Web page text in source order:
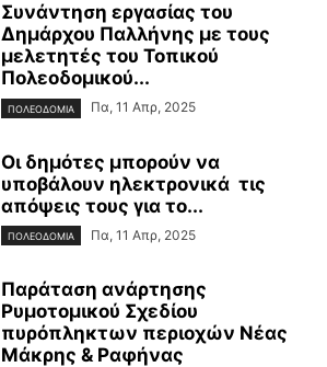
Συνάντηση εργασίας του
Δημάρχου Παλλήνης με τους
μελετητές του Τοπικού
Πολεοδομικού...
ΠΟΛΕΟΔΟΜΙΑ Πα, 11 Απρ, 2025
Οι δημότες μπορούν να
υποβάλουν ηλεκτρονικά τις
απόψεις τους για το...
ΠΟΛΕΟΔΟΜΙΑ Πα, 11 Απρ, 2025
Παράταση ανάρτησης
Ρυμοτομικού Σχεδίου
πυρόπληκτων περιοχών Νέας
Μάκρης & Ραφήνας